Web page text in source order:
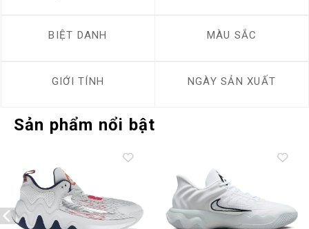
BIỆT DANH MÀU SẮC
GIỚI TÍNH NGÀY SẢN XUẤT
Sản phẩm nổi bật
Add to
wishlist
Add to
wishlist